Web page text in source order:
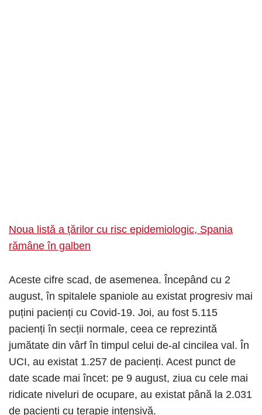
Noua listă a țărilor cu risc epidemiologic, Spania
rămâne în galben
Aceste cifre scad, de asemenea. Începând cu 2
august, în spitalele spaniole au existat progresiv mai
puțini pacienți cu Covid-19. Joi, au fost 5.115
pacienți în secții normale, ceea ce reprezintă
jumătate din vârf în timpul celui de-al cincilea val. În
UCI, au existat 1.257 de pacienți. Acest punct de
date scade mai încet: pe 9 august, ziua cu cele mai
ridicate niveluri de ocupare, au existat până la 2.031
de pacienți cu terapie intensivă.